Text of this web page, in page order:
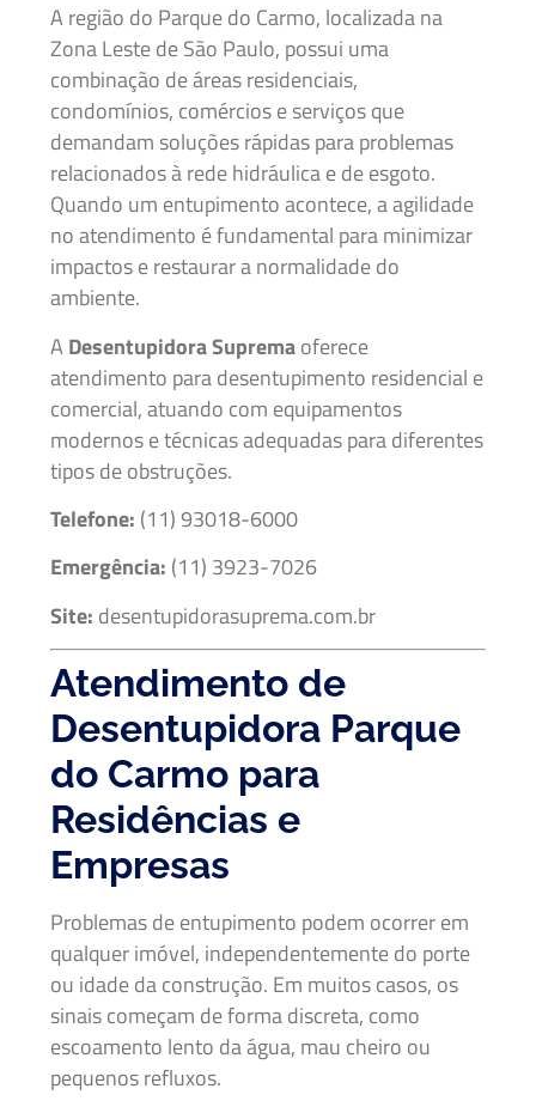
A região do Parque do Carmo, localizada na
Zona Leste de São Paulo, possui uma
combinação de áreas residenciais,
condomínios, comércios e serviços que
demandam soluções rápidas para problemas
relacionados à rede hidráulica e de esgoto.
Quando um entupimento acontece, a agilidade
no atendimento é fundamental para minimizar
impactos e restaurar a normalidade do
ambiente.
A Desentupidora Supremaoferece
atendimento para desentupimento residencial e
comercial, atuando com equipamentos
modernos e técnicas adequadas para diferentes
tipos de obstruções.
Telefone: (11) 93018-6000
Emergência: (11) 3923-7026
Site: desentupidorasuprema.com.br
Atendimento de
Desentupidora Parque
do Carmo para
Residências e
Empresas
Problemas de entupimento podem ocorrer em
qualquer imóvel, independentemente do porte
ou idade da construção. Em muitos casos, os
sinais começam de forma discreta, como
escoamento lento da água, mau cheiro ou
pequenos refluxos.